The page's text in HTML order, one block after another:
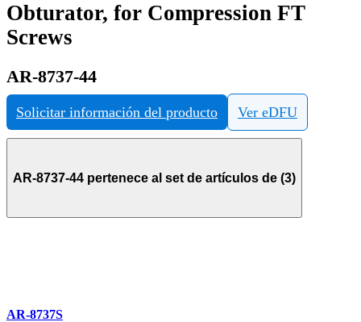
Obturator, for Compression FT
Screws
AR-8737-44
Solicitar información del producto Ver eDFU
AR-8737-44 pertenece al set de artículos de (3)
AR-8737S